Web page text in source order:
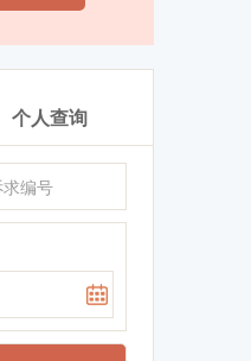
个人查询